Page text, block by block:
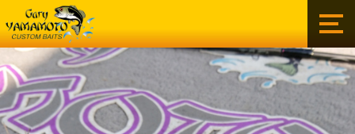
ゲ
ー
リ
ー
イ
ン
タ